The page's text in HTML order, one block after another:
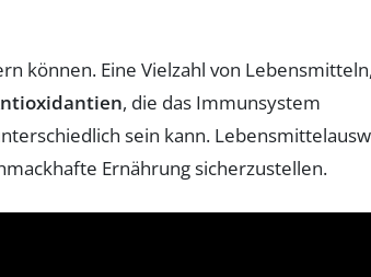
können. Eine Vielzahl von
, die das Immunsystem
sein kann.
Ernährung sicherzustellen.